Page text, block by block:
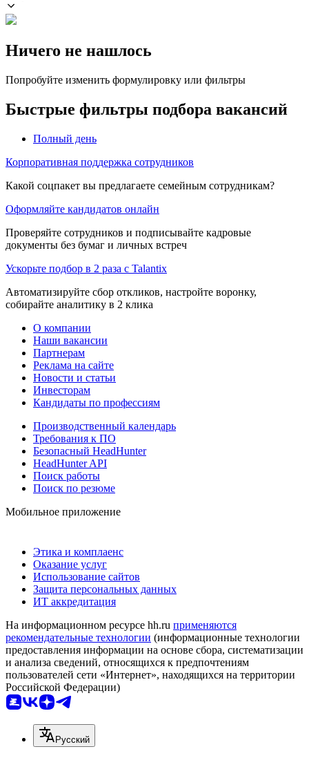
Ничего не нашлось
Попробуйте изменить формулировку или фильтры
Быстрые фильтры подбора вакансий
Полный день
Корпоративная поддержка сотрудников
Какой соцпакет вы предлагаете семейным сотрудникам?
Оформляйте кандидатов онлайн
Проверяйте сотрудников и подписывайте кадровые
документы без бумаг и личных встреч
Ускорьте подбор в 2 раза с Talantix
Автоматизируйте сбор откликов, настройте воронку,
собирайте аналитику в 2 клика
О компании
Наши вакансии
Партнерам
Реклама на сайте
Новости и статьи
Инвесторам
Кандидаты по профессиям
Производственный календарь
Требования к ПО
Безопасный HeadHunter
HeadHunter API
Поиск работы
Поиск по резюме
Мобильное приложение
Этика и комплаенс
Оказание услуг
Использование сайтов
Защита персональных данных
ИТ аккредитация
На информационном ресурсе hh.ru применяются
рекомендательные технологии (информационные технологии
предоставления информации на основе сбора, систематизации
и анализа сведений, относящихся к предпочтениям
пользователей сети «Интернет», находящихся на территории
Российской Федерации)
Русский